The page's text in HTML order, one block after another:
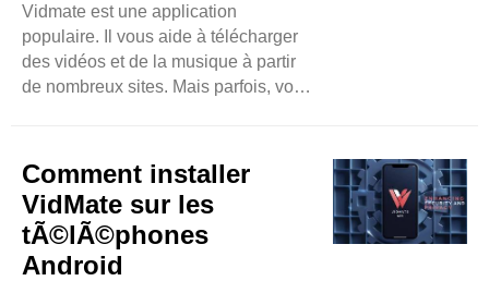
vous pouvez l'utiliser facilement.
Facile à ..
Vidmate est une application
populaire. Il vous aide à télécharger
des vidéos et de la musique à partir
de nombreux sites. Mais parfois, vous
certaines options comme Vidmate.
Nous examinerons ce que fait chaque
application et comment cela peut
vous aider. Tubemateux Qu'est-ce
que le tubemate? TubeMate est une
Comment installer
VidMate sur les
tÃ©lÃ©phones
Android